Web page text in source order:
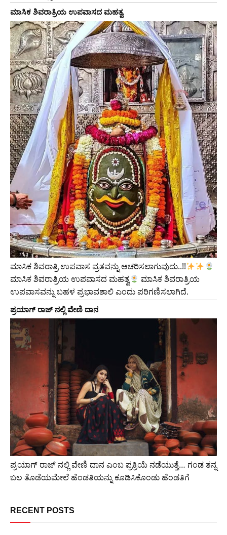
ಮಾಸಿಕ ಶಿವರಾತ್ರಿಯ ಉಪವಾಸದ ಮಹತ್ವ
ಮಾಸಿಕ ಶಿವರಾತ್ರಿ ಉಪವಾಸ ವ್ರತವನ್ನು ಆಚರಿಸಲಾಗುವುದು..!!
ಮಾಸಿಕ ಶಿವರಾತ್ರಿಯ ಉಪವಾಸದ ಮಹತ್ವ
ಮಾಸಿಕ ಶಿವರಾತ್ರಿಯ
ಉಪವಾಸವನ್ನು ಬಹಳ ಪ್ರಭಾವಶಾಲಿ ಎಂದು ಪರಿಗಣಿಸಲಾಗಿದೆ.
ಪ್ರಯಾಗ್ ರಾಜ್ ನಲ್ಲಿ ವೇಣಿ ದಾನ
ಪ್ರಯಾಗ್ ರಾಜ್ ನಲ್ಲಿ ವೇಣಿ ದಾನ ಎಂಬ ಪ್ರಕ್ರಿಯೆ ನಡೆಯುತ್ತೆ… ಗಂಡ ತನ್ನ
ಬಲ ತೊಡೆಯಮೇಲೆ ಹೆಂಡತಿಯನ್ನು ಕೂಡಿಸಿಕೊಂಡು ಹೆಂಡತಿಗೆ
RECENT POSTS